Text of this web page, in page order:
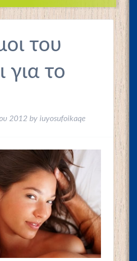
του
για το
2012 by iuyosufoikaqe